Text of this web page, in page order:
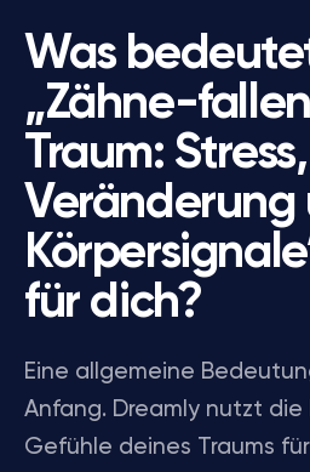
Was
„Zähne-
Traum: Stress,
Veränderung
für dich?
Eine allgemeine
Anfang. Dreamly nutzt die
Gefühle deines Traums